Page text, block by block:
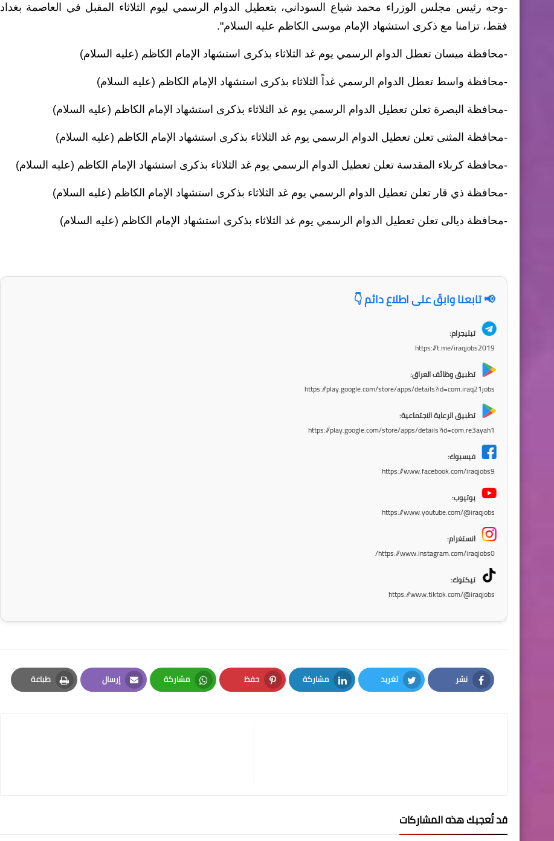
-وجه رئيس مجلس الوزراء محمد شياع السوداني، بتعطيل الدوام الرسمي ليوم الثلاثاء المقبل في العاصمة بغداد
فقط، تزامنا مع ذكرى استشهاد الإمام موسى الكاظم عليه السلام".
-محافظة ميسان تعطل الدوام الرسمي يوم غد الثلاثاء بذكرى استشهاد الإمام الكاظم (عليه السلام)
-محافظة واسط تعطل الدوام الرسمي غداً الثلاثاء بذكرى استشهاد الإمام الكاظم (عليه السلام)
-محافظة البصرة تعلن تعطيل الدوام الرسمي يوم غد الثلاثاء بذكرى استشهاد الإمام الكاظم (عليه السلام)
-محافظة المثنى تعلن تعطيل الدوام الرسمي يوم غد الثلاثاء بذكرى استشهاد الإمام الكاظم (عليه السلام)
-محافظة كربلاء المقدسة تعلن تعطيل الدوام الرسمي يوم غد الثلاثاء بذكرى استشهاد الإمام الكاظم (عليه السلام)
-محافظة ذي قار تعلن تعطيل الدوام الرسمي يوم غد الثلاثاء بذكرى استشهاد الإمام الكاظم (عليه السلام)
-محافظة ديالى تعلن تعطيل الدوام الرسمي يوم غد الثلاثاء بذكرى استشهاد الإمام الكاظم (عليه السلام)
📢 تابعنا وابقَ على اطلاع دائم 👇
تيليجرام:
https://t.me/iraqjobs2019
تطبيق وظائف العراق:
https://play.google.com/store/apps/details?id=com.iraq21jobs
تطبيق الرعاية الاجتماعية:
https://play.google.com/store/apps/details?id=com.re3ayah1
فيسبوك:
https://www.facebook.com/iraqjobs9
يوتيوب:
https://www.youtube.com/@iraqjobs
انستغرام:
https://www.instagram.com/iraqjobs0/
تيكتوك:
https://www.tiktok.com/@iraqjobs
نشر
Facebook
تغريد
Twitter
مشاركة
LinkedIn
حفظ
Pinterest
مشاركة
Whatsapp
إرسال
Email
طباعة
Print
قد تُعجبك هذه المشاركات